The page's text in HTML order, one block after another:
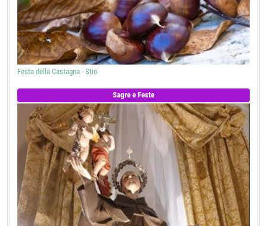
Festa della Castagna - Stio
Sagre e Feste